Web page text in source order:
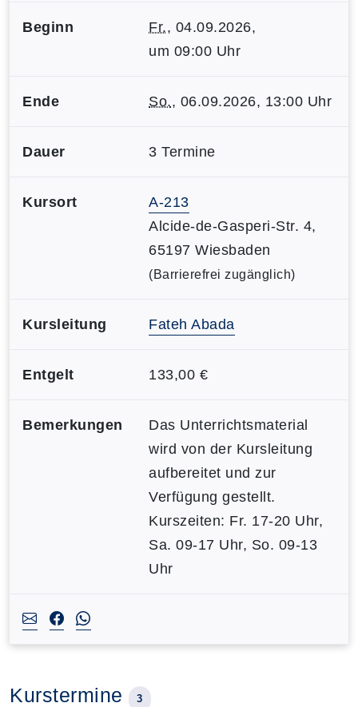
Beginn Fr., 04.09.2026,
um 09:00 Uhr
Ende So., 06.09.2026, 13:00 Uhr
Dauer 3 Termine
Kursort
A-213
Alcide-de-Gasperi-Str. 4,
65197 Wiesbaden
(Barrierefrei zugänglich)
Kursleitung Fateh Abada
Entgelt 133,00 €
Bemerkungen
Das Unterrichtsmaterial
wird von der Kursleitung
aufbereitet und zur
Verfügung gestellt.
Kurszeiten: Fr. 17-20 Uhr,
Sa. 09-17 Uhr, So. 09-13
Uhr
Kurstermine 3